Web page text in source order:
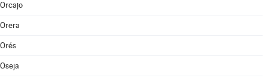
Orcajo
Orera
Orés
Oseja